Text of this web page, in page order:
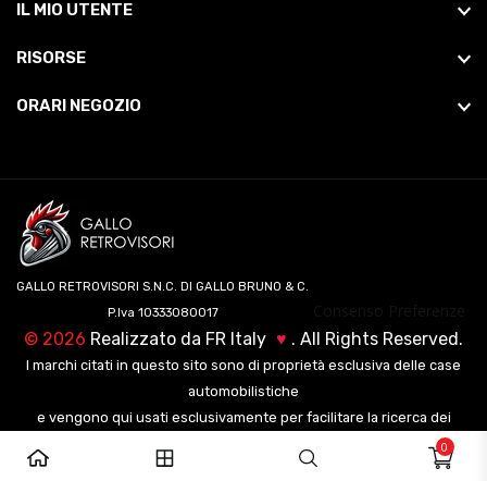
0
IL MIO UTENTE
RISORSE
ORARI NEGOZIO
GALLO RETROVISORI S.N.C. DI GALLO BRUNO & C.
P.Iva 10333080017
© 2026 Realizzato da FR Italy ♥ . All Rights Reserved.
I marchi citati in questo sito sono di proprietà esclusiva delle case
automobilistiche
e vengono qui usati esclusivamente per facilitare la ricerca dei